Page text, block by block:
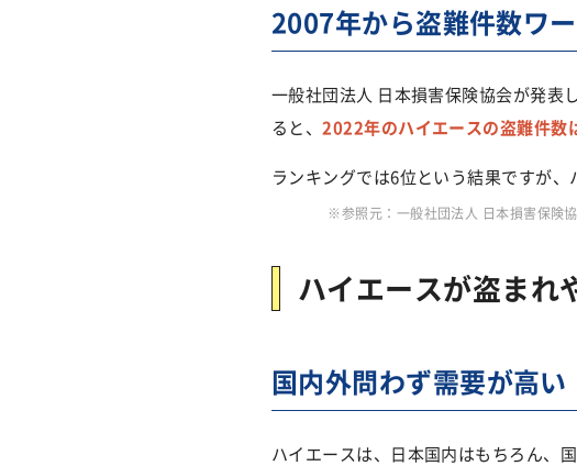
2007年から盗難件数ワ
一般社団法人 日本損害保険協会が発表
ると、2022年のハイエースの盗難件数
ランキングでは6位という結果ですが
※参照元：一般社団法人 日本損害保険協
ハイエースが盗まれ
国内外問わず需要が高い
ハイエースは、日本国内はもちろん、